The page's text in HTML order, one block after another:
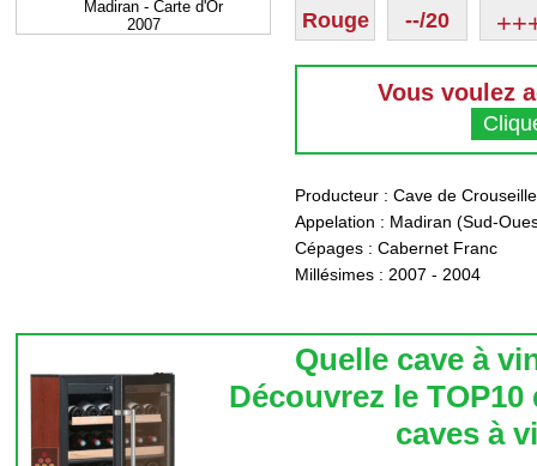
Rouge
Caviste
--/20
Vous voulez
Producteur : Cave de
Appelation : Madiran (Sud-
Cépages : Cabernet Franc
Millésimes : 2007 - 2004
Quelle cave à
Découvrez le
caves à